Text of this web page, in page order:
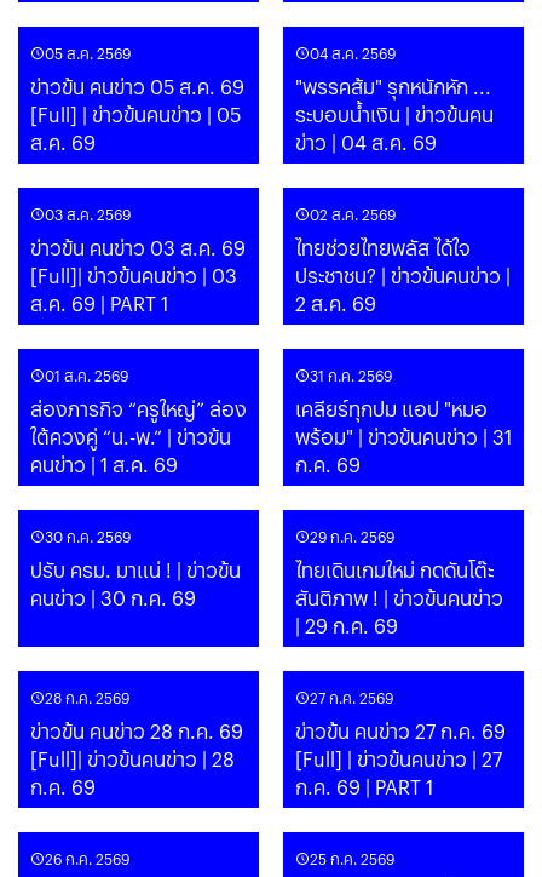
05 ส.ค. 2569
ข่าวข้น คนข่าว 05 ส.ค. 69
[Full] | ข่าวข้นคนข่าว | 05
ส.ค. 69
04 ส.ค. 2569
"พรรคส้ม" รุกหนักหัก ...
ระบอบน้ำเงิน | ข่าวข้นคน
ข่าว | 04 ส.ค. 69
03 ส.ค. 2569
ข่าวข้น คนข่าว 03 ส.ค. 69
[Full]| ข่าวข้นคนข่าว | 03
ส.ค. 69 | PART 1
02 ส.ค. 2569
ไทยช่วยไทยพลัส ได้ใจ
ประชาชน? | ข่าวข้นคนข่าว |
2 ส.ค. 69
01 ส.ค. 2569
ส่องภารกิจ “ครูใหญ่” ล่อง
ใต้ควงคู่ “น.-พ.” | ข่าวข้น
คนข่าว | 1 ส.ค. 69
31 ก.ค. 2569
เคลียร์ทุกปม แอป "หมอ
พร้อม" | ข่าวข้นคนข่าว | 31
ก.ค. 69
30 ก.ค. 2569
ปรับ ครม. มาแน่ ! | ข่าวข้น
คนข่าว | 30 ก.ค. 69
29 ก.ค. 2569
ไทยเดินเกมใหม่ กดดันโต๊ะ
สันติภาพ ! | ข่าวข้นคนข่าว
| 29 ก.ค. 69
28 ก.ค. 2569
ข่าวข้น คนข่าว 28 ก.ค. 69
[Full]| ข่าวข้นคนข่าว | 28
ก.ค. 69
27 ก.ค. 2569
ข่าวข้น คนข่าว 27 ก.ค. 69
[Full] | ข่าวข้นคนข่าว | 27
ก.ค. 69 | PART 1
26 ก.ค. 2569 25 ก.ค. 2569